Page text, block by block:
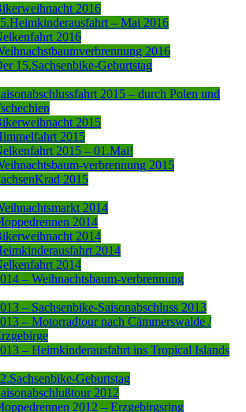
2016
– Mai 2016
2016
2016
15.Sachsenbike-Geburtstag
2015 – durch Polen und
2015
2015
2015 – 01.Mai!
verbrennung 2015
2015
2014
2014
2014
2014
2014
– Weihnachtsbaum-verbrennung
– Sachsenbike-Saisonabschluss 2013
– Motorradtour nach Cämmerswalde /
– Heimkinderausfahrt ins Tropical Islands
Geburtstag
2012
2012 – Erzgebirgsring